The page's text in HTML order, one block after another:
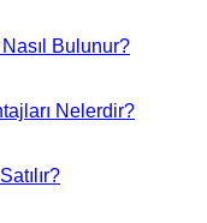
Bulunur?
Nelerdir?